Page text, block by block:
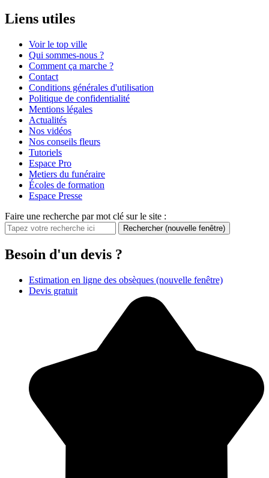
Liens utiles
Voir le top ville
Qui sommes-nous ?
Comment ça marche ?
Contact
Conditions générales d'utilisation
Politique de confidentialité
Mentions légales
Actualités
Nos vidéos
Nos conseils fleurs
Tutoriels
Espace Pro
Metiers du funéraire
Écoles de formation
Espace Presse
Faire une recherche par mot clé sur le site :
Rechercher (nouvelle fenêtre)
Besoin d'un devis ?
Estimation en ligne des obsèques (nouvelle fenêtre)
Devis gratuit